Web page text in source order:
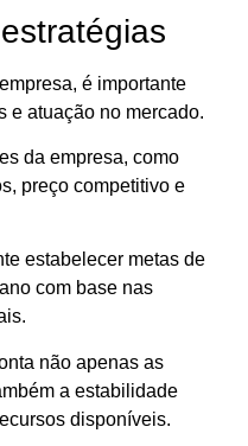
é importante
e atuação no mercado.
da empresa, como
preço competitivo e
estabelecer metas de
com base nas
não apenas as
a estabilidade
disponíveis.